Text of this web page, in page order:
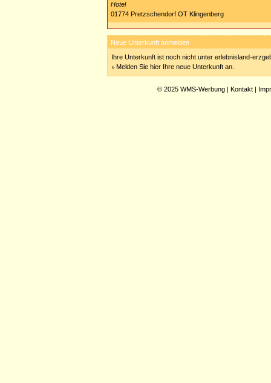
Hotel
01774 Pretzschendorf OT Klingenberg
Neue Unterkunft anmelden
Ihre Unterkunft ist noch nicht unter erlebnisland-
Melden Sie hier Ihre neue Unterkunft an.
© 2025 WMS-Werbung | Kontakt |